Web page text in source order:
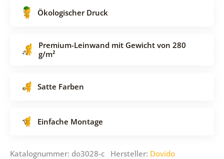
Ökologischer Druck
Premium-Leinwand mit Gewicht von 280
g/m²
Satte Farben
Einfache Montage
Katalognummer: do3028-c Hersteller: Dovido